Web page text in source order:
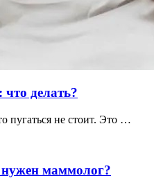
что делать?
пугаться не стоит. Это …
нужен маммолог?